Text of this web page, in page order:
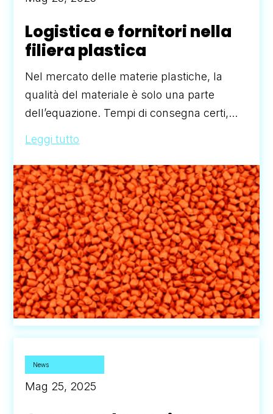
Logistica e fornitori nella
filiera plastica
Nel mercato delle materie plastiche, la
qualità del materiale è solo una parte
dell’equazione. Tempi di consegna certi,...
Leggi tutto
News
Mag 25, 2025